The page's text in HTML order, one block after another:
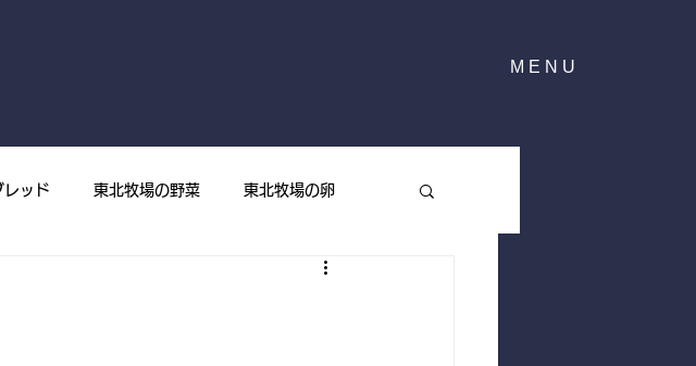
MENU
レッド 東北牧場の野菜 東北牧場の卵
東北牧場のハーブ